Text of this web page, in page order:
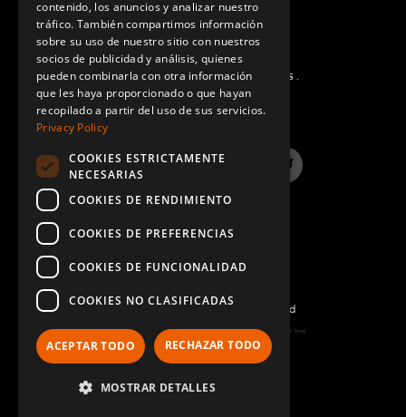
PREGUNTAS MÁS FRECUENTES.
LinkedIn InstagramTwitter
©2022 FlexQube – All rights reserved
Page generated: Wed Aug 05 2026 21:51:06 GMT+0000 (Coordinated Universal Time)
Política y Términos
contenido, los anuncios y analizar nuestro
tráfico. También compartimos información
sobre su uso de nuestro sitio con nuestros
socios de publicidad y análisis, quienes
pueden combinarla con otra información
que les haya proporcionado o que hayan
recopilado a partir del uso de sus servicios.
Privacy Policy
COOKIES ESTRICTAMENTE
NECESARIAS
COOKIES DE RENDIMIENTO
COOKIES DE PREFERENCIAS
COOKIES DE FUNCIONALIDAD
COOKIES NO CLASIFICADAS
ACEPTAR TODO RECHAZAR TODO
MOSTRAR DETALLES